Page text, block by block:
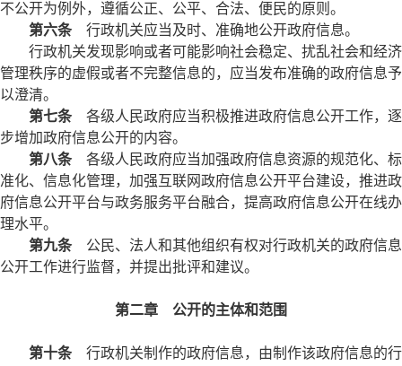
不公开为例外，遵循公正、公平、合法、便民的原则。
第六条行政机关应当及时、准确地公开政府信息。
行政机关发现影响或者可能影响社会稳定、扰乱社会和经济
管理秩序的虚假或者不完整信息的，应当发布准确的政府信息予
以澄清。
第七条各级人民政府应当积极推进政府信息公开工作，逐
步增加政府信息公开的内容。
第八条各级人民政府应当加强政府信息资源的规范化、标
准化、信息化管理，加强互联网政府信息公开平台建设，推进政
府信息公开平台与政务服务平台融合，提高政府信息公开在线办
理水平。
第九条公民、法人和其他组织有权对行政机关的政府信息
公开工作进行监督，并提出批评和建议。
第二章 公开的主体和范围
第十条行政机关制作的政府信息，由制作该政府信息的行